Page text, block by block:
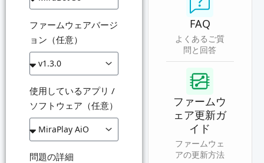
ファームウェアバージ
ョン（任意）
使用しているアプリ /
ソフトウェア（任意）
問題の詳細
FAQ
よくあるご質
問と回答
ファームウ
ェア更新ガ
イド
ファームウェ
アの更新方法